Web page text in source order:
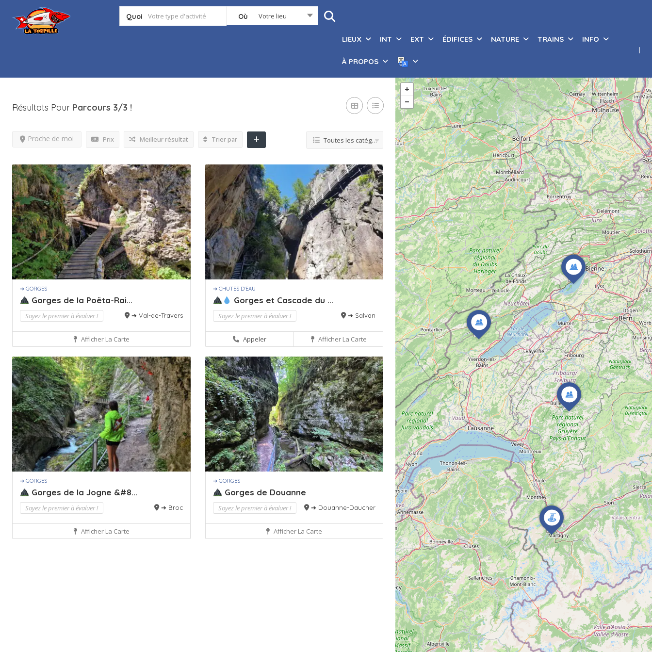
Quoi Où Votre lieu
LIEUX INT EXT ÉDIFICES NATURE TRAINS INFO
À PROPOS
Résultats Pour Parcours 3/3 !
Prix
Proche de moi Meilleur résultat Trier par Toutes les catégories
➔ GORGES
Gorges de la Poëta-Rai...
Soyez le premier à évaluer ! ➔ Val-de-Travers
Afficher La Carte
➔ CHUTES D'EAU
Gorges et Cascade du ...
Soyez le premier à évaluer ! ➔ Salvan
Appeler Afficher La Carte
➔ GORGES
Gorges de la Jogne &#8...
Soyez le premier à évaluer ! ➔ Broc
Afficher La Carte
➔ GORGES
Gorges de Douanne
Soyez le premier à évaluer ! ➔ Douanne-Daucher
Afficher La Carte